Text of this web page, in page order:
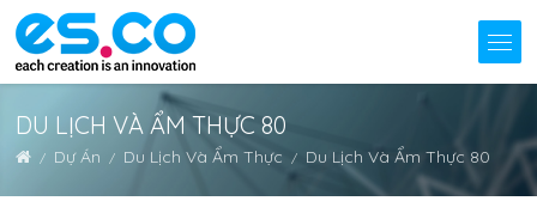
DU LỊCH VÀ ẨM THỰC 80
Dự Án Du Lịch Và Ẩm Thực Du Lịch Và Ẩm Thực 80